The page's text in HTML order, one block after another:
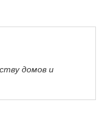
домов и